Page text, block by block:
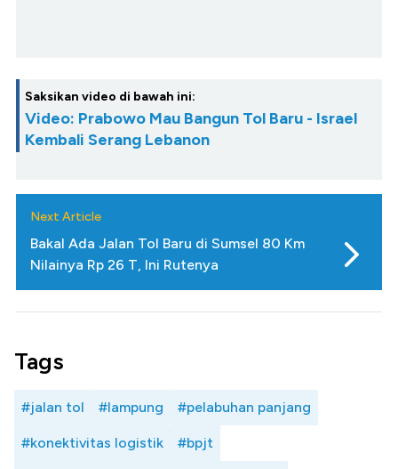
Saksikan video di bawah ini:
Video: Prabowo Mau Bangun Tol Baru - Israel
Kembali Serang Lebanon
Next Article
Bakal Ada Jalan Tol Baru di Sumsel 80 Km
Nilainya Rp 26 T, Ini Rutenya
Tags
#jalan tol #lampung #pelabuhan panjang
#konektivitas logistik #bpjt